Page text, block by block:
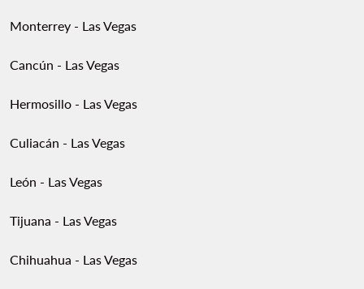
Monterrey - Las Vegas
Cancún - Las Vegas
Hermosillo - Las Vegas
Culiacán - Las Vegas
León - Las Vegas
Tijuana - Las Vegas
Chihuahua - Las Vegas